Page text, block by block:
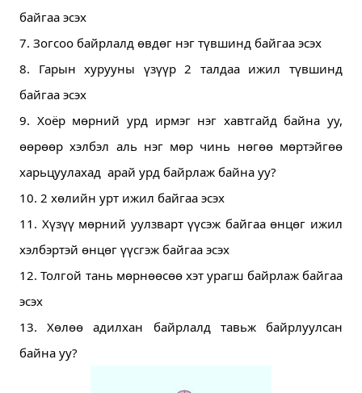
байгаа эсэх
7. Зогсоо байрлалд өвдөг нэг түвшинд байгаа эсэх
8. Гарын хурууны үзүүр 2 талдаа ижил түвшинд
байгаа эсэх
9. Хоёр мөрний урд ирмэг нэг хавтгайд байна уу,
өөрөөр хэлбэл аль нэг мөр чинь нөгөө мөртэйгөө
харьцуулахад  арай урд байрлаж байна уу?
10. 2 хөлийн урт ижил байгаа эсэх
11. Хүзүү мөрний уулзварт үүсэж байгаа өнцөг ижил
хэлбэртэй өнцөг үүсгэж байгаа эсэх
12. Толгой тань мөрнөөсөө хэт урагш байрлаж байгаа
эсэх
13. Хөлөө адилхан байрлалд тавьж байрлуулсан
байна уу?